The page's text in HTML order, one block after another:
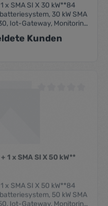
x SMA SI X 30 kW**84
30 kW SMA
Iot-Gateway, Monitoring,
Kunden
1 x SMA SI X 50 kW**
x SMA SI X 50 kW**84
50 kW SMA
Iot-Gateway, Monitoring,